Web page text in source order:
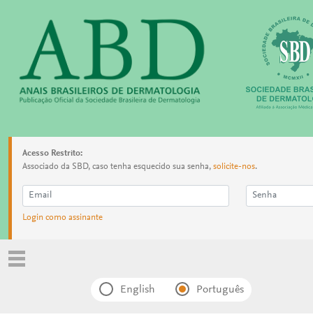
Acesso Restrito:
Associado da SBD, caso tenha esquecido sua senha, solicite-nos.
Login como assinante
English Português